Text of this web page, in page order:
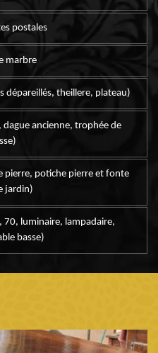
postales
marbre
dépareillés, theillere, plateau)
ancienne, trophée de
pierre, potiche pierre et fonte
jardin)
70, luminaire, lampadaire,
basse)